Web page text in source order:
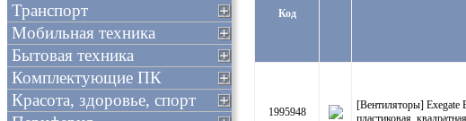
Код
1995948
[Вентиляторы] Exegate
пластиковая,
Транспорт
Мобильная техника
Бытовая техника
Комплектующие ПК
Красота, здоровье, спорт